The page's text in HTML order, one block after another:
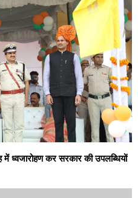
में ध्वजारोहण कर सरकार की उपलब्धियों